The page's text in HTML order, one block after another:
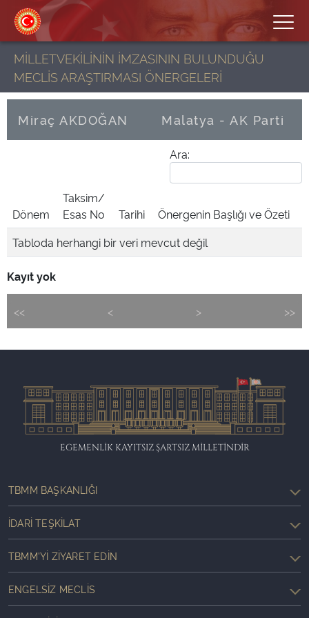
MİLLETVEKİLİNİN İMZASININ BULUNDUĞU
MECLİS ARAŞTIRMASI ÖNERGELERİ
Miraç AKDOĞAN Malatya - AK Parti
Ara:
Dönem
Taksim/
Esas No
Tarihi
Önergenin Başlığı ve Özeti
Tabloda herhangi bir veri mevcut değil
Kayıt yok
<< < > >>
EGEMENLİK KAYITSIZ ŞARTSIZ MİLLETİNDİR
TBMM BAŞKANLIĞI
İDARI TEŞKILAT
TBMM'YI ZIYARET EDIN
ENGELSIZ MECLIS